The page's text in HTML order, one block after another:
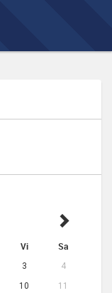
Vi Sa
3
4
10
11